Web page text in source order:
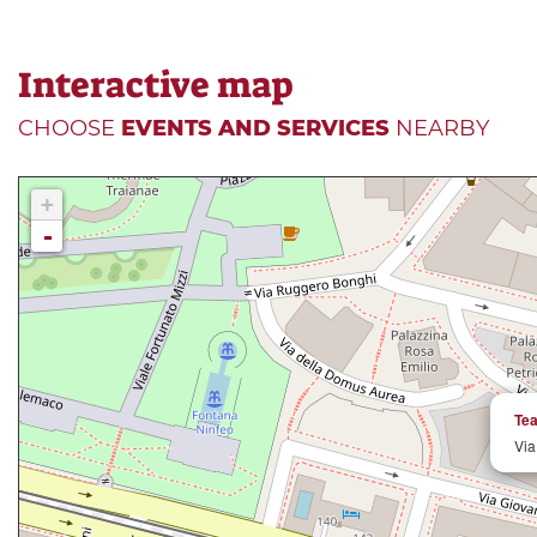
Interactive map
CHOOSE EVENTS AND SERVICES NEARBY
+
-